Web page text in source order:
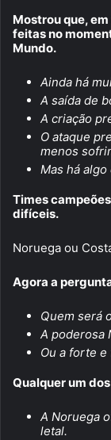
Mostrou que,
feitas no
Mundo.
Ainda há
A saída de
A criação
O ataque
menos
Mas há
Times
difíceis.
Noruega ou
Agora a
Quem será
A poderosa
Ou a forte
Qualquer um
A Noruega
letal.